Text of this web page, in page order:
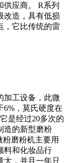
应商。 R系列
改造，具有低损
，它比传统的雷
加工设备，此微
6%，莫氏硬度在
是经过20多次的
造的新型磨粉
磨粉机主要用
料和化妆品行
大，并且一年只